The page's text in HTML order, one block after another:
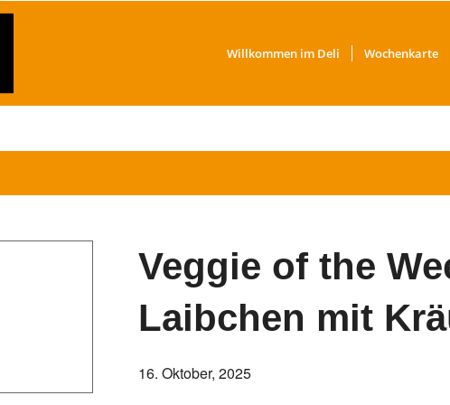
Willkommen im Deli Wochenkarte
Veggie of the
Laibchen mit
16. Oktober, 2025